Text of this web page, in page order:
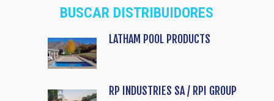
BUSCAR DISTRIBUIDORES
LATHAM POOL PRODUCTS
RP INDUSTRIES SA / RPI GROUP